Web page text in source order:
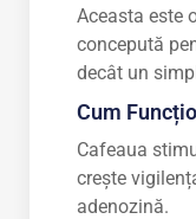
Aceasta este
concepută
decât un
Cum
Cafeaua
crește
adenozină.